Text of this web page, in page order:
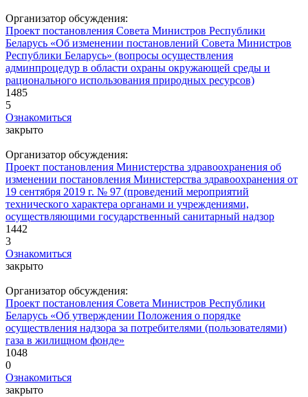
Организатор обсуждения:
Проект постановления Совета Министров Республики
Беларусь «Об изменении постановлений Совета Министров
Республики Беларусь» (вопросы осуществления
админпроцедур в области охраны окружающей среды и
рационального использования природных ресурсов)
1485
5
Ознакомиться
закрыто
Организатор обсуждения:
Проект постановления Министерства здравоохранения об
изменении постановления Министерства здравоохранения от
19 сентября 2019 г. № 97 (проведений мероприятий
технического характера органами и учреждениями,
осуществляющими государственный санитарный надзор
1442
3
Ознакомиться
закрыто
Организатор обсуждения:
Проект постановления Совета Министров Республики
Беларусь «Об утверждении Положения о порядке
осуществления надзора за потребителями (пользователями)
газа в жилищном фонде»
1048
0
Ознакомиться
закрыто